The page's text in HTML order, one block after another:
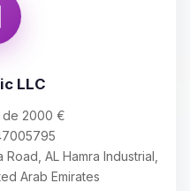
LLC
de 2000 €
AL Hamra Industrial,
Arab Emirates